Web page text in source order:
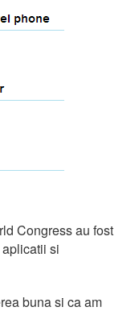
Congress au fost
si
buna si ca am